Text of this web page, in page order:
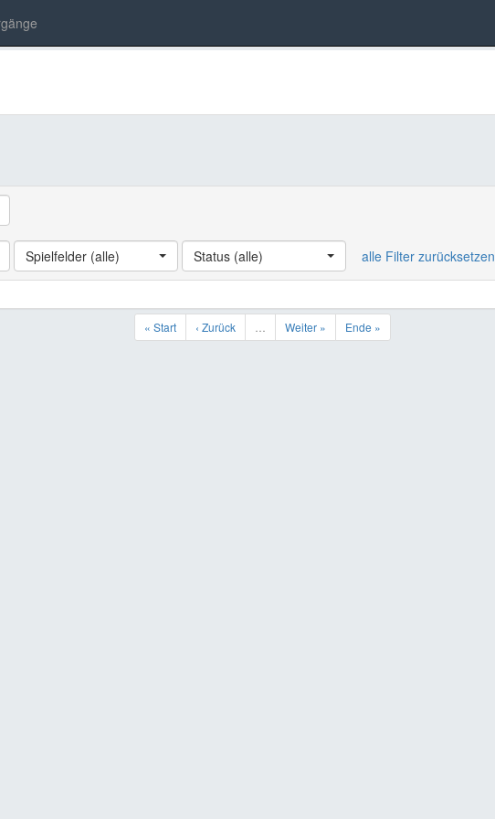
Spielfelder (alle) Status (alle) alle Filter zurücksetzen
« Start ‹ Zurück Weiter » Ende »